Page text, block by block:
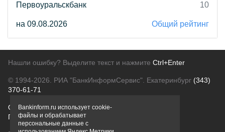
Первоуральскбанк
10
на 09.08.2026 Общий рейтинг
Нашли ошибку? Выделите текст и нажмите Ctrl+Enter
© 1994-2026. РИА "БанкИнформСервис". Екатеринбург (343)
370-61-71
О проектеПолитика конфиденциальности
Правовая информацияДля рекламодателей
Bankinform.ru использует cookie-
файлы и обрабатывает
персональные данные с